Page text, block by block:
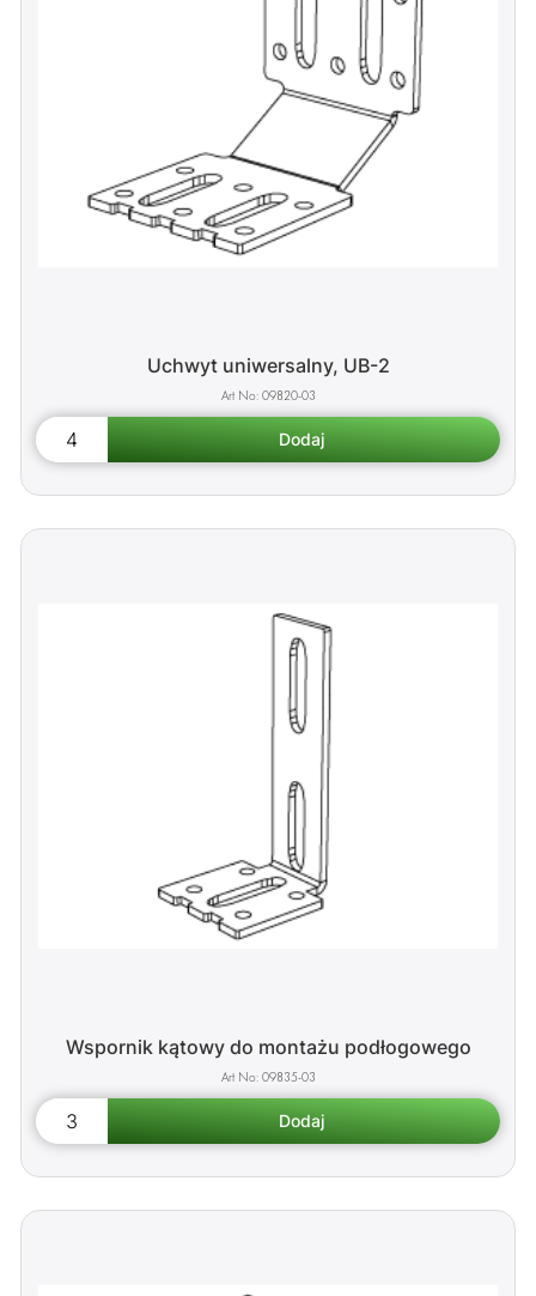
Uchwyt uniwersalny, UB-2
09820-03
Wspornik kątowy do montażu podłogowego
09835-03